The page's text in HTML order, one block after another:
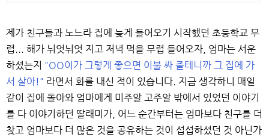
제가 친구들과 노느라 집에 늦게 들어오기 시작했던 초등학교 무
렵... 해가 뉘엇뉘엇 지고 저녁 먹을 무렵 들어오자, 엄마는 서운
하셨는지 "OO이가 그렇게 좋으면 이불 싸 줄테니까 그 집에 가
서 살아!" 라면서 화를 내신 적이 있습니다. 지금 생각하니 매일
같이 집에 돌아와 엄마에게 미주알 고주알 밖에서 있었던 이야기
를 다 이야기하던 딸래미가, 어느 순간부터는 엄마보다 친구를 더
찾고 엄마보다 더 많은 것을 공유하는 것이 섭섭하셨던 것 아닌가